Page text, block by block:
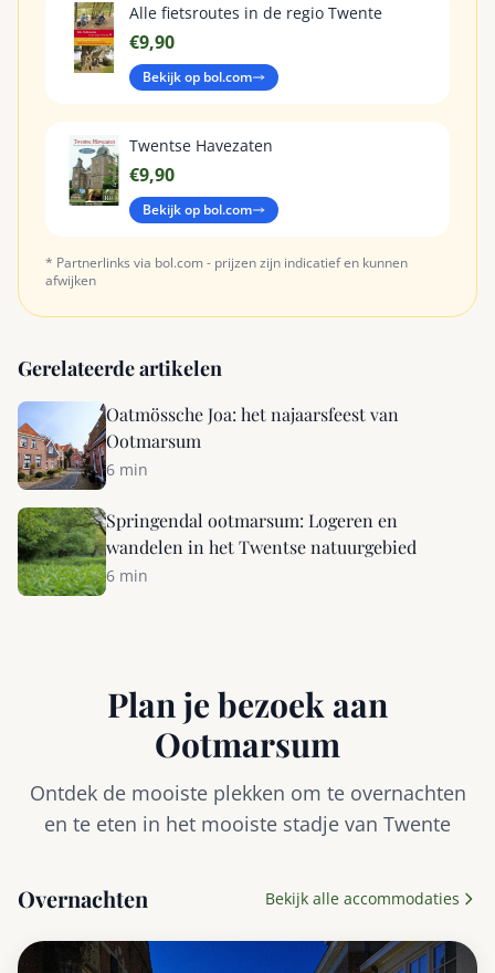
Alle fietsroutes in de regio Twente
€9,90
Bekijk op bol.com
Twentse Havezaten
€9,90
Bekijk op bol.com
* Partnerlinks via bol.com - prijzen zijn indicatief en kunnen
afwijken
Gerelateerde artikelen
Oatmössche Joa: het najaarsfeest van
Ootmarsum
6 min
Springendal ootmarsum: Logeren en
wandelen in het Twentse natuurgebied
6 min
Plan je bezoek aan
Ootmarsum
Ontdek de mooiste plekken om te overnachten
en te eten in het mooiste stadje van Twente
Overnachten Bekijk alle accommodaties